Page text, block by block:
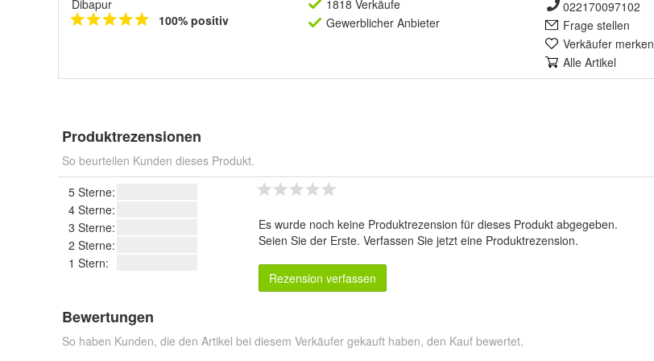
Dibapur
100% positiv
1818 Verkäufe
Gewerblicher Anbieter
022170097102
Frage stellen
Verkäufer merken
Alle Artikel
Produktrezensionen
So beurteilen Kunden dieses Produkt.
5 Sterne:
4 Sterne:
3 Sterne:
2 Sterne:
1 Stern:
Es wurde noch keine Produktrezension für dieses Produkt abgegeben.
Seien Sie der Erste. Verfassen Sie jetzt eine Produktrezension.
Rezension verfassen
Bewertungen
So haben Kunden, die den Artikel bei diesem Verkäufer gekauft haben, den Kauf bewertet.